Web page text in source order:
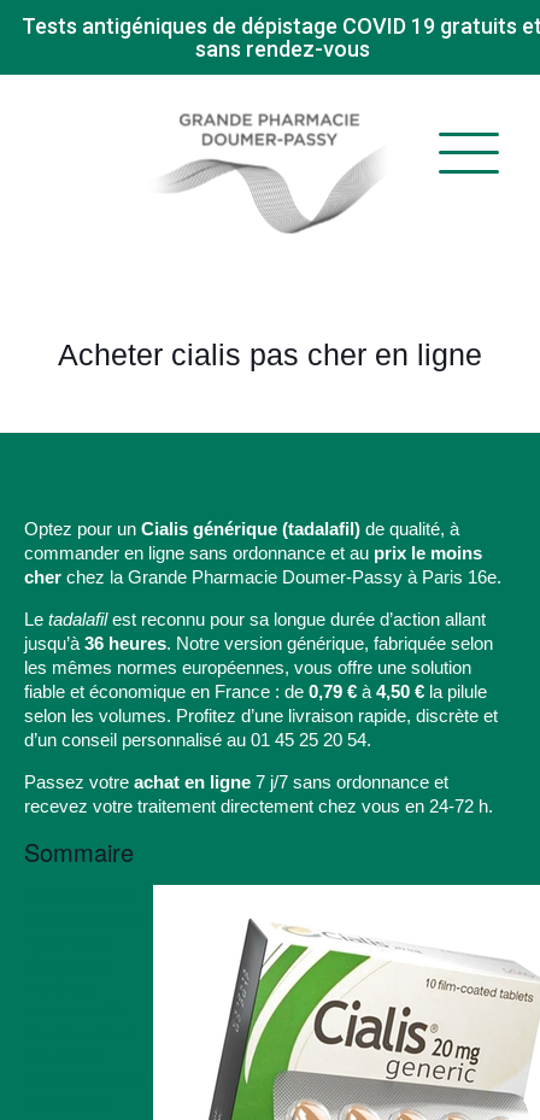
Tests antigéniques de dépistage COVID 19 gratuits
sans rendez-vous
Acheter cialis pas cher en ligne
Optez pour un Cialis générique (tadalafil) de qualité, à
commander en ligne sans ordonnance et au prix le moins
cher chez la Grande Pharmacie Doumer-Passy à Paris 16e.
Le tadalafilest reconnu pour sa longue durée d’action allant
jusqu’à 36 heures. Notre version générique, fabriquée selon
les mêmes normes européennes, vous offre une solution
fiable et économique en France : de 0,79 € à 4,50 € la pilule
selon les volumes. Profitez d’une livraison rapide, discrète et
d’un conseil personnalisé au 01 45 25 20 54.
Passez votre achat en ligne 7 j/7 sans ordonnance et
recevez votre traitement directement chez vous en 24-72 h.
Sommaire